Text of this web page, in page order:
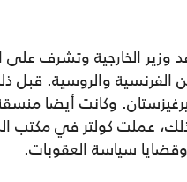
الخارجية وتشرف على
الفرنسية والروسية. قبل
وكانت أيضا
عملت كولتر في مكتب
سياسة العقوبات.